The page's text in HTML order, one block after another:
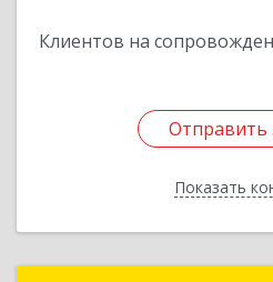
Клиентов на
Отправить
Показать
Отправить
Назад